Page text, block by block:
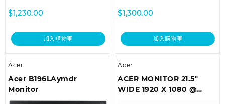
$1,230.00
加入購物車
$1,300.00
加入購物車
Acer
Acer B196LAymdr
Monitor
Acer
ACER MONITOR 21.5″
WIDE 1920 X 1080 @